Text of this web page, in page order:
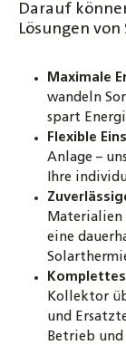
Darauf
Lösungen
Maximale
wandeln
spart
Flexible
Anlage –
Ihre
Materialien
eine
Kollektor
und
Betrieb